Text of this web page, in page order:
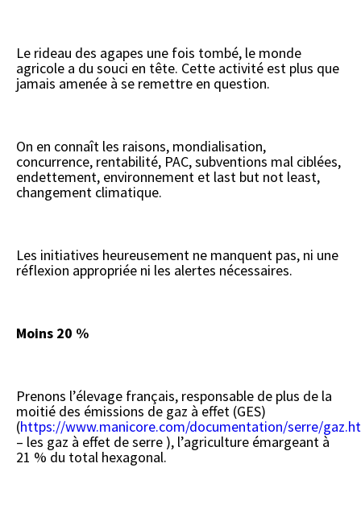
Le rideau des agapes une fois tombé, le monde
agricole a du souci en tête. Cette activité est plus que
jamais amenée à se remettre en question.
On en connaît les raisons, mondialisation,
concurrence, rentabilité, PAC, subventions mal ciblées,
endettement, environnement et last but not least,
changement climatique.
Les initiatives heureusement ne manquent pas, ni une
réflexion appropriée ni les alertes nécessaires.
Moins 20 %
Prenons l’élevage français, responsable de plus de la
moitié des émissions de gaz à effet (GES)
(https://www.manicore.com/documentation/serre/
– les gaz à effet de serre ), l’agriculture émargeant à
21 % du total hexagonal.